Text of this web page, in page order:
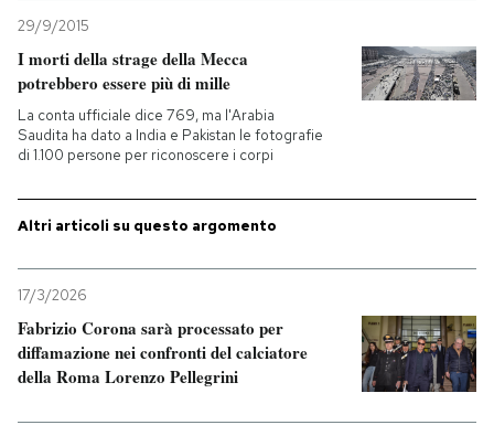
NEWSLETTER
SHOP
CALENDARIO
29/9/2015
I morti della strage della Mecca
potrebbero essere più di mille
La conta ufficiale dice 769, ma l'Arabia
Saudita ha dato a India e Pakistan le fotografie
di 1.100 persone per riconoscere i corpi
Altri articoli su questo argomento
17/3/2026
Fabrizio Corona sarà processato per
diffamazione nei confronti del calciatore
della Roma Lorenzo Pellegrini